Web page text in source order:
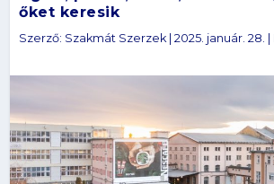
őket keresik
Szerző: Szakmát Szerzek|2025. január. 28.